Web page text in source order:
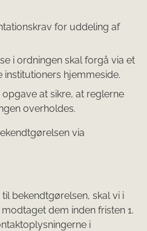
for uddeling af
i ordningen skal forgå via et
institutioners hjemmeside.
at sikre, at reglerne
overholdes.
via
bekendtgørelsen, skal vi i
dem inden fristen 1.
i